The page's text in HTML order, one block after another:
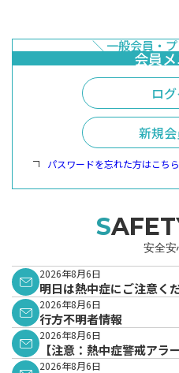
ロ
新規
パスワードを忘れた方はこちら
安全
2026年8月6日
明日は熱中症にご注意く
2026年8月6日
行方不明者情報
2026年8月6日
【注意：熱中症警戒ア
表されています。
2026年8月6日